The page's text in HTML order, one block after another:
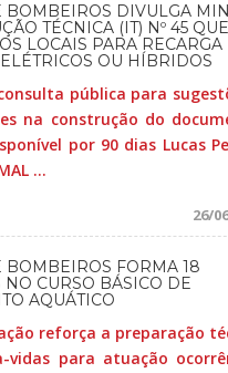
BOMBEIROS DIVULGA
TÉCNICA (IT) Nº 45 QUE
LOCAIS PARA RECARGA
OU HÍBRIDOS
pública para
na construção do
por 90 dias Lucas
...
26/
BOMBEIROS FORMA 18
NO CURSO BÁSICO DE
AQUÁTICO
reforça a preparação
vidas para atuação